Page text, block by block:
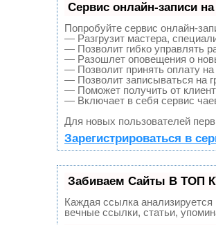
Сервис онлайн-записи
Попробуйте сервис онлайн-
— Разгрузит мастера,
— Позволит гибко управлять
— Разошлет оповещения о
— Позволит принять оплату на
— Позволит записываться на
— Поможет получить от
— Включает в себя сервис
Для новых пользователей
Зарегистрироваться в
Забиваем Сайты В ТОП
Каждая ссылка анализируется
вечные ссылки, статьи,